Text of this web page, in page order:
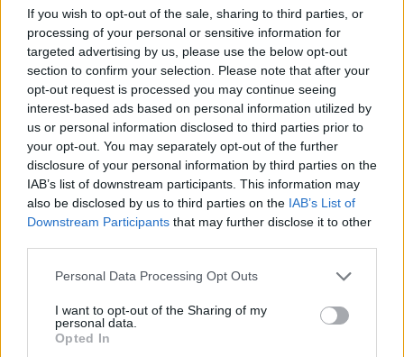
If you wish to opt-out of the sale, sharing to third parties, or
processing of your personal or sensitive information for
targeted advertising by us, please use the below opt-out
section to confirm your selection. Please note that after your
opt-out request is processed you may continue seeing
interest-based ads based on personal information utilized by
us or personal information disclosed to third parties prior to
your opt-out. You may separately opt-out of the further
disclosure of your personal information by third parties on the
IAB’s list of downstream participants. This information may
also be disclosed by us to third parties on the IAB’s List of
Downstream Participants that may further disclose it to other
Personal Data Processing Opt Outs
I want to opt-out of the Sharing of my
personal data.
Opted In
Γίνε ο ρεπόρτερ του CRETALIVE
ΣΤΕΊΛΕ ΤΗΝ ΕΊΔΗΣΗ
Ροή ειδήσεων Δημοφιλή
05:05
που θα σας βοηθήσει να διώξετε τα μυρμήγκια